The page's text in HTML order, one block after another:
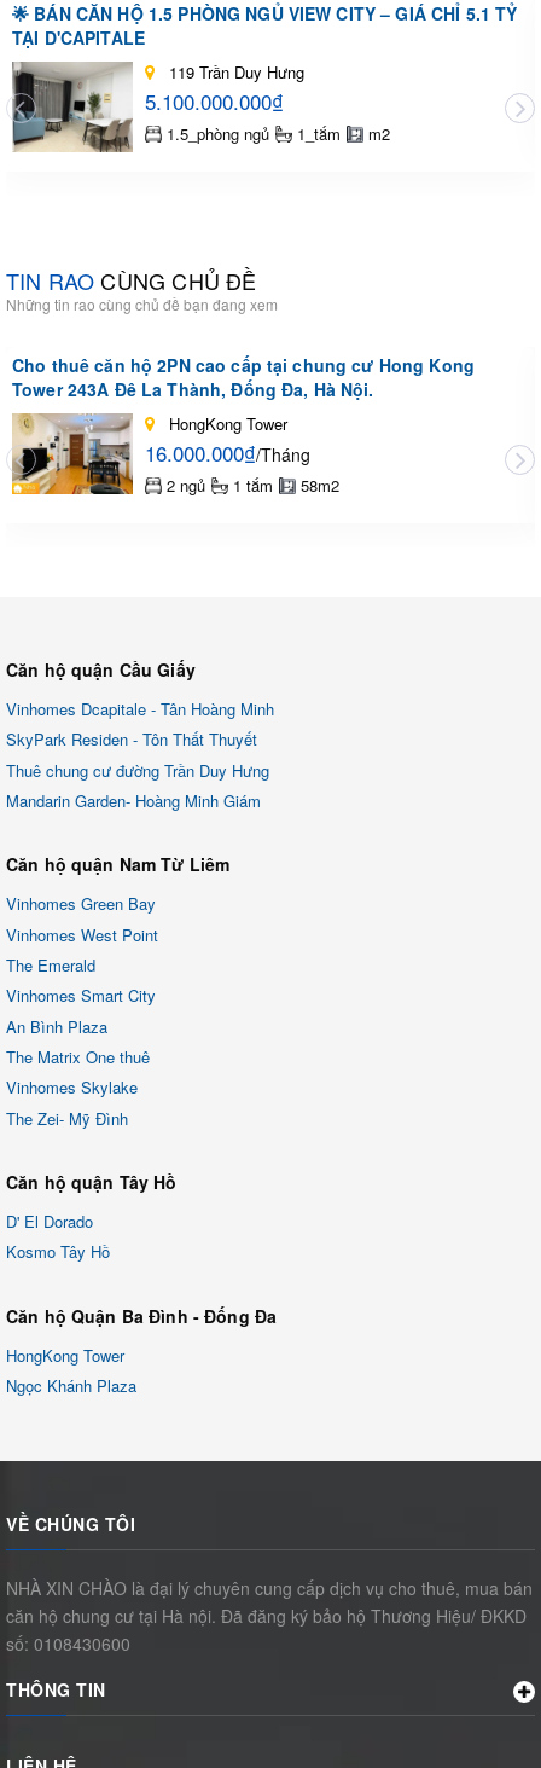
🌟 BÁN CĂN HỘ 1.5 PHÒNG NGỦ VIEW CITY – GIÁ CHỈ 5.1 TỶ
TẠI D'CAPITALE
119 Trần Duy Hưng
5.100.000.000₫
1.5_phòng ngủ 1_tắm m2
TIN RAOCÙNG CHỦ ĐỀ
Những tin rao cùng chủ đề bạn đang xem
Cho thuê căn hộ 2PN cao cấp tại chung cư Hong Kong
Tower 243A Đê La Thành, Đống Đa, Hà Nội.
HongKong Tower
16.000.000₫/Tháng
2 ngủ 1 tắm 58m2
Căn hộ quận Cầu Giấy
Vinhomes Dcapitale - Tân Hoàng Minh
SkyPark Residen - Tôn Thất Thuyết
Thuê chung cư đường Trần Duy Hưng
Mandarin Garden- Hoàng Minh Giám
Căn hộ quận Nam Từ Liêm
Vinhomes Green Bay
Vinhomes West Point
The Emerald
Vinhomes Smart City
An Bình Plaza
The Matrix One thuê
Vinhomes Skylake
The Zei- Mỹ Đình
Căn hộ quận Tây Hồ
D' El Dorado
Kosmo Tây Hồ
Căn hộ Quận Ba Đình - Đống Đa
HongKong Tower
Ngọc Khánh Plaza
VỀ CHÚNG TÔI
NHÀ XIN CHÀO là đại lý chuyên cung cấp dịch vụ cho thuê, mua bán
căn hộ chung cư tại Hà nội. Đã đăng ký bảo hộ Thương Hiệu/ ĐKKD
số: 0108430600
THÔNG TIN